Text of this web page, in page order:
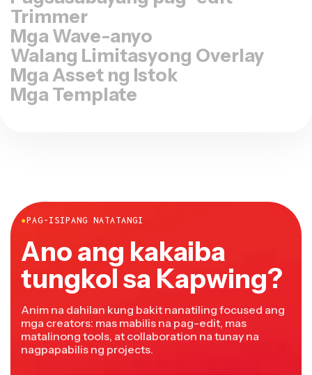
Mga Wave-anyo
Walang Limitasyong Overlay
Mga Asset ng Istok
Mga Template
●PAG-ISIPANG NATATANGI
Ano ang kakaiba
tungkol sa Kapwing?
Anim na dahilan kung bakit nanatiling focused ang
mga creators: mas mabilis na pag-edit, mas
matalinong tools, at collaboration na tunay na
nagpapabilis ng projects.